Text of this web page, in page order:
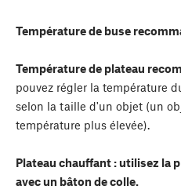
Température de buse
Température de plateau
pouvez régler la température
selon la taille d'un objet (un
température plus élevée).
Plateau chauffant : utilisez la
avec un bâton de colle.